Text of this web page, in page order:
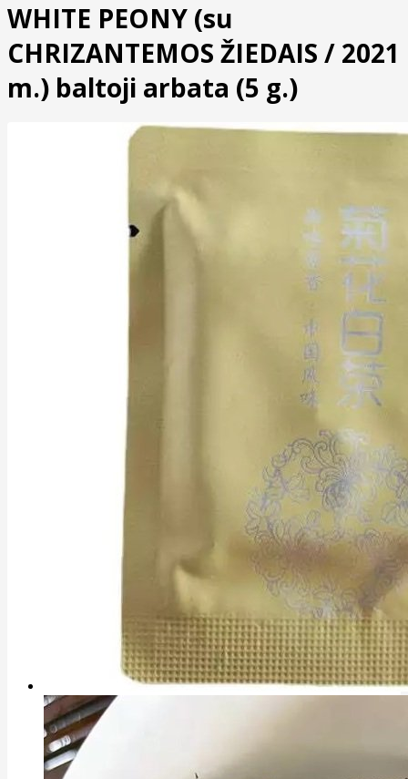
WHITE PEONY (su
CHRIZANTEMOS ŽIEDAIS / 2021
m.) baltoji arbata (5 g.)